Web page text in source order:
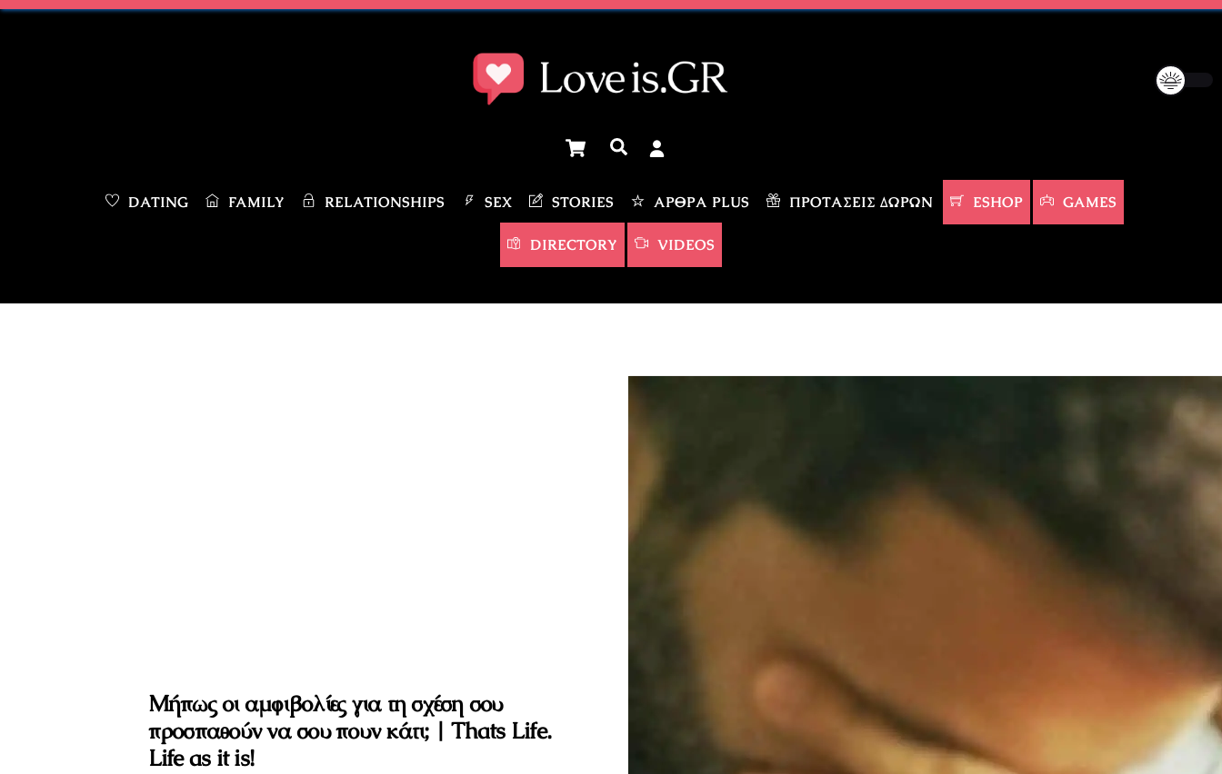
Skip
CartΑναζήτηση
DATING FAMILY RELATIONSHIPS SEX STORIES ΆΡΘΡΑ PLUS ΠΡΟΤΆΣΕΙΣ ΔΏΡΩΝ ESHOP GAMES
DIRECTORY VIDEOS
Μήπως οι αμφιβολίες για τη σχέση σου
προσπαθούν να σου πουν κάτι; | Thats Life.
Life as it is!